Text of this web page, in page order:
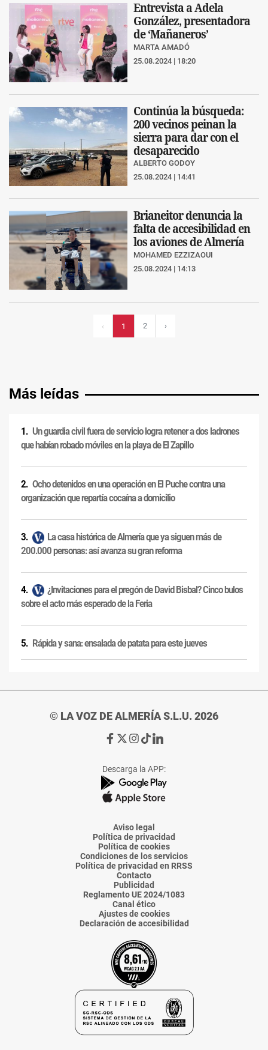
Entrevista a Adela
González, presentadora
de ‘Mañaneros’
MARTA AMADÓ
25.08.2024 | 18:20
Continúa la búsqueda:
200 vecinos peinan la
sierra para dar con el
desaparecido
ALBERTO GODOY
25.08.2024 | 14:41
Brianeitor denuncia la
falta de accesibilidad en
los aviones de Almería
MOHAMED EZZIZAOUI
25.08.2024 | 14:13
‹ 1 2 ›
Más leídas
Un guardia civil fuera de servicio logra retener a dos ladrones
que habían robado móviles en la playa de El Zapillo
Ocho detenidos en una operación en El Puche contra una
organización que repartía cocaína a domicilio
La casa histórica de Almería que ya siguen más de
200.000 personas: así avanza su gran reforma
¿Invitaciones para el pregón de David Bisbal? Cinco bulos
sobre el acto más esperado de la Feria
Rápida y sana: ensalada de patata para este jueves
© LA VOZ DE ALMERÍA S.L.U. 2026
Ir
de
La
Voz
Almería
Ir
de
La
Voz
Almería
Ir
de
La
Voz
Almería
Ir
de
La
Voz
Almería
Ir
de
La
Voz
Descarga la APP:
Aviso legal
Política de privacidad
Política de cookies
Condiciones de los servicios
Política de privacidad en RRSS
Contacto
Publicidad
Reglamento UE 2024/1083
Canal ético
Ajustes de cookies
Declaración de accesibilidad